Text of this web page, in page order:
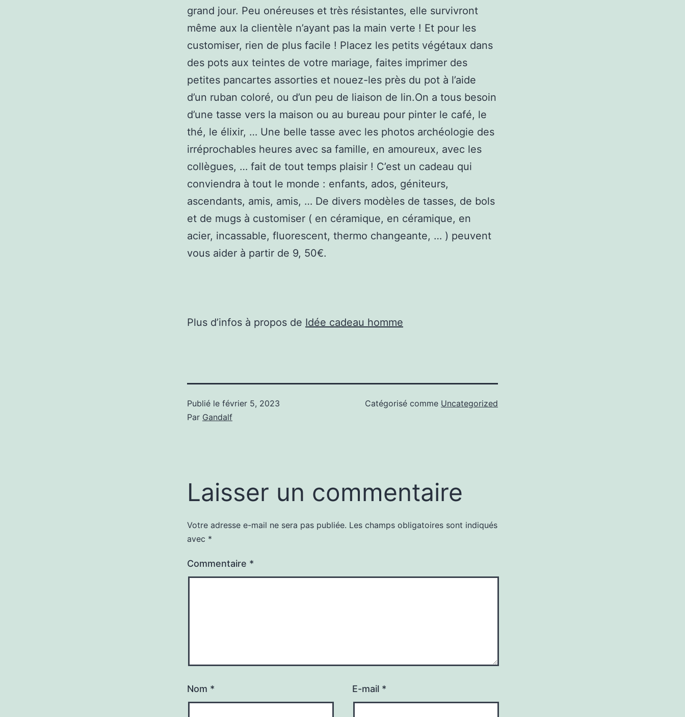
grand jour. Peu onéreuses et très résistantes, elle survivront
même aux la clientèle n’ayant pas la main verte ! Et pour les
customiser, rien de plus facile ! Placez les petits végétaux dans
des pots aux teintes de votre mariage, faites imprimer des
petites pancartes assorties et nouez-les près du pot à l’aide
d’un ruban coloré, ou d’un peu de liaison de lin.On a tous besoin
d’une tasse vers la maison ou au bureau pour pinter le café, le
thé, le élixir, … Une belle tasse avec les photos archéologie des
irréprochables heures avec sa famille, en amoureux, avec les
collègues, … fait de tout temps plaisir ! C’est un cadeau qui
conviendra à tout le monde : enfants, ados, géniteurs,
ascendants, amis, amis, … De divers modèles de tasses, de bols
et de mugs à customiser ( en céramique, en céramique, en
acier, incassable, fluorescent, thermo changeante, … ) peuvent
vous aider à partir de 9, 50€.
Plus d’infos à propos de Idée cadeau homme
Publié le février 5, 2023
Par Gandalf
Catégorisé comme Uncategorized
Laisser un commentaire
Votre adresse e-mail ne sera pas publiée. Les champs obligatoires sont indiqués
avec *
Commentaire *
Nom * E-mail *